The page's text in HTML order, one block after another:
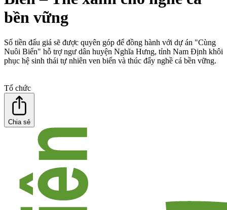
bền vững
Số tiền đấu giá sẽ được quyên góp để đồng hành với dự án "Cùng
Nuôi Biển" hỗ trợ ngư dân huyện Nghĩa Hưng, tỉnh Nam Định khôi
phục hệ sinh thái tự nhiên ven biển và thúc đẩy nghề cá bền vững.
Tổ chức
Chia sẻ